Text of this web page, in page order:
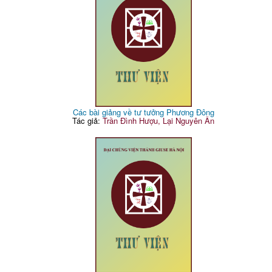
Các bài giảng về tư tưởng Phương Đông
Tác giả:Trần Đình Hượu, Lại Nguyên Ân